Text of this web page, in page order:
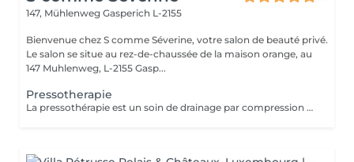
147, Mühlenweg Gasperich L-2155
Bienvenue chez S comme Séverine, votre salon de beauté privé.
Le salon se situe au rez-de-chaussée de la maison orange, au
147 Muhlenweg, L-2155 Gasp...
Pressotherapie
La pressothérapie est un soin de drainage par compression douce qui stimule la circulation et favorise l'élimination des toxines. Elle procure une agréable sensation de légèreté, aide à soulager les jambes lourdes et offre un véritable moment de détente. À découvrir ponctuellement pour une pause bien-être ou en cure pour des résultats optimisés. Elle s'associe parfaitement à un soin du visage, un Lash Lift ou toute autre prestation.